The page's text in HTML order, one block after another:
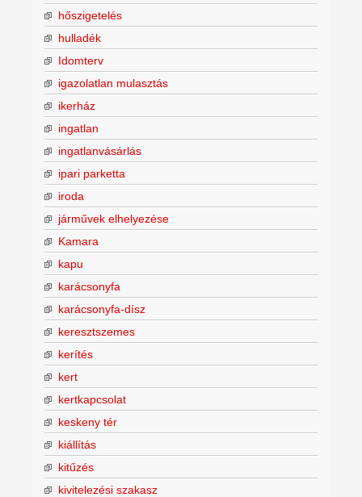
hőszigetelés
hulladék
Idomterv
igazolatlan mulasztás
ikerház
ingatlan
ingatlanvásárlás
ipari parketta
iroda
járművek elhelyezése
Kamara
kapu
karácsonyfa
karácsonyfa-dísz
keresztszemes
kerítés
kert
kertkapcsolat
keskeny tér
kiállítás
kitűzés
kivitelezési szakasz